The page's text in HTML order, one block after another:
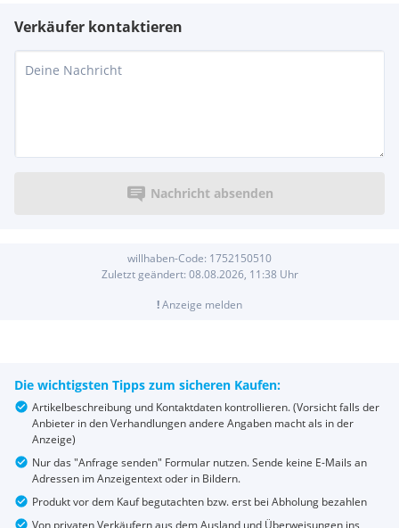
Verkäufer kontaktieren
Nachricht absenden
willhaben-Code: 1752150510
Zuletzt geändert: 08.08.2026, 11:38 Uhr
!Anzeige melden
Die wichtigsten Tipps zum sicheren Kaufen:
Artikelbeschreibung und Kontaktdaten kontrollieren. (Vorsicht falls der
Anbieter in den Verhandlungen andere Angaben macht als in der
Anzeige)
Nur das "Anfrage senden" Formular nutzen. Sende keine E-Mails an
Adressen im Anzeigentext oder in Bildern.
Produkt vor dem Kauf begutachten bzw. erst bei Abholung bezahlen
Von privaten Verkäufern aus dem Ausland und Überweisungen ins